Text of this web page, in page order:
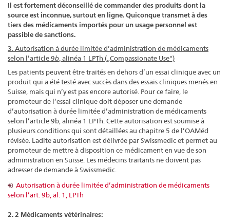
Il est fortement déconseillé de commander des produits dont la
source est inconnue, surtout en ligne. Quiconque transmet à des
tiers des médicaments importés pour un usage personnel est
passible de sanctions.
3. Autorisation à durée limitée d’administration de médicaments
selon l’article 9b , alinéa 1 LPTh („Compassionate Use")
Les patients peuvent être traités en dehors d’un essai clinique avec un
produit qui a été testé avec succès dans des essais cliniques menés en
Suisse, mais qui n’y est pas encore autorisé. Pour ce faire, le
promoteur de l’essai clinique doit déposer une demande
d’autorisation à durée limitée d’administration de médicaments
selon l’article 9b, alinéa 1 LPTh. Cette autorisation est soumise à
plusieurs conditions qui sont détaillées au chapitre 5 de l’OAMéd
révisée. Ladite autorisation est délivrée par Swissmedic et permet au
promoteur de mettre à disposition ce médicament en vue de son
administration en Suisse. Les médecins traitants ne doivent pas
adresser de demande à Swissmedic.
Autorisation à durée limitée d’administration de médicaments
selon l’art. 9b, al. 1, LPTh
2. 2 Médicaments vétérinaires: